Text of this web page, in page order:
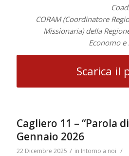
CORAM (Coordinatore
Missionaria) della
Economo
Scarica il
Cagliero 11 – “Parola
Gennaio 2026
22 Dicembre 2025 / in Intorno a noi /